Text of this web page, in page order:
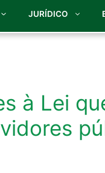
JURÍDICO
à Lei